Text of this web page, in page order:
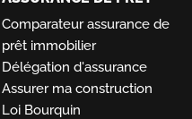
Comparateur assurance de
prêt immobilier
Délégation d'assurance
Assurer ma construction
Loi Bourquin